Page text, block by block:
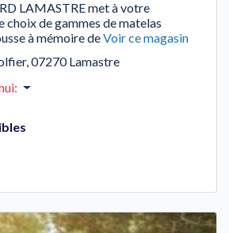
LAMASTRE met à votre
choix de gammes de matelas
à mémoire deVoir ce magasin
,07270 Lamastre
: